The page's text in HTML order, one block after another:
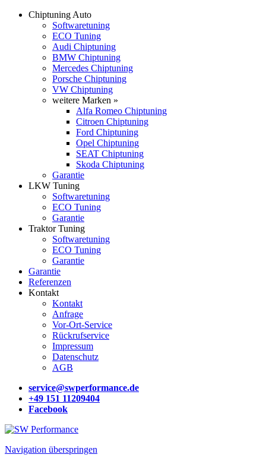
Chiptuning Auto
Softwaretuning
ECO Tuning
Audi Chiptuning
BMW Chiptuning
Mercedes Chiptuning
Porsche Chiptuning
VW Chiptuning
weitere Marken »
Alfa Romeo Chiptuning
Citroen Chiptuning
Ford Chiptuning
Opel Chiptuning
SEAT Chiptuning
Skoda Chiptuning
Garantie
LKW Tuning
Softwaretuning
ECO Tuning
Garantie
Traktor Tuning
Softwaretuning
ECO Tuning
Garantie
Garantie
Referenzen
Kontakt
Kontakt
Anfrage
Vor-Ort-Service
Rückrufservice
Impressum
Datenschutz
AGB
service@swperformance.de
+49 151 11209404
Facebook
Navigation überspringen